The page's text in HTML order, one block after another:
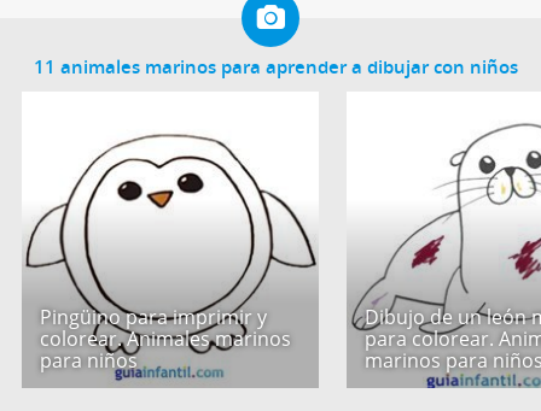
11 animales marinos para aprender a dibujar con niños
Pingüino para imprimir y
colorear. Animales marinos
para niños
Dibujo de un león
para colorear.
marinos para